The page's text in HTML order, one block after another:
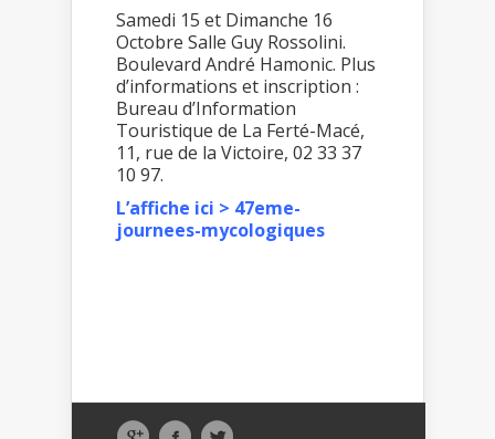
Samedi 15 et Dimanche 16
Octobre Salle Guy Rossolini.
Boulevard André Hamonic. Plus
d’informations et inscription :
Bureau d’Information
Touristique de La Ferté-Macé,
11, rue de la Victoire, 02 33 37
10 97.
L’affiche ici > 47eme-
journees-mycologiques